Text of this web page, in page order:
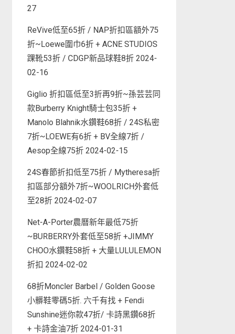
27
ReVive低至65折 / NAP折扣區額外75
折~Loewe圍巾6折 + ACNE STUDIOS
踝靴53折 / CDGP新品球鞋8折 2024-
02-16
Giglio 折扣區低至3折再9折~孫芸芸同
款Burberry Knight騎士包35折 +
Manolo Blahnik水鑽鞋68折 / 24S私密
7折~LOEWE有6折 + BV全線7折 /
Aesop全線75折 2024-02-15
24S春節折扣低至75折 / Mytheresa折
扣區部分額外7折~WOOLRICH外套低
至28折 2024-02-07
Net-A-Porter農曆新年最低75折
~BURBERRY外套低至58折 +JIMMY
CHOO水鑽鞋58折 + 大量LULULEMON
折扣 2024-02-02
68折Moncler Barbel / Golden Goose
小髒鞋零碼5折. 六千有找 + Fendi
Sunshine迷你款47折/ 卡詩黑鑽68折
+ 卡詩金油7折 2024-01-31